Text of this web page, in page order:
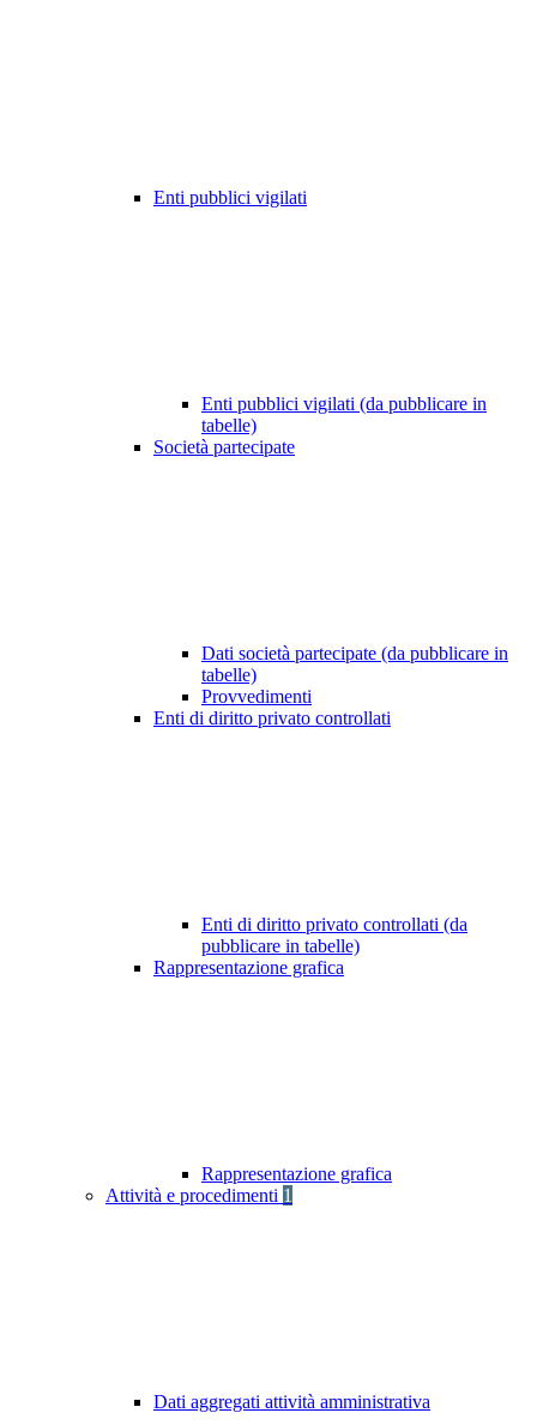
Enti pubblici vigilati
Enti pubblici vigilati (da pubblicare in
tabelle)
Società partecipate
Dati società partecipate (da pubblicare in
tabelle)
Provvedimenti
Enti di diritto privato controllati
Enti di diritto privato controllati (da
pubblicare in tabelle)
Rappresentazione grafica
Rappresentazione grafica
Attività e procedimenti 1
Dati aggregati attività amministrativa